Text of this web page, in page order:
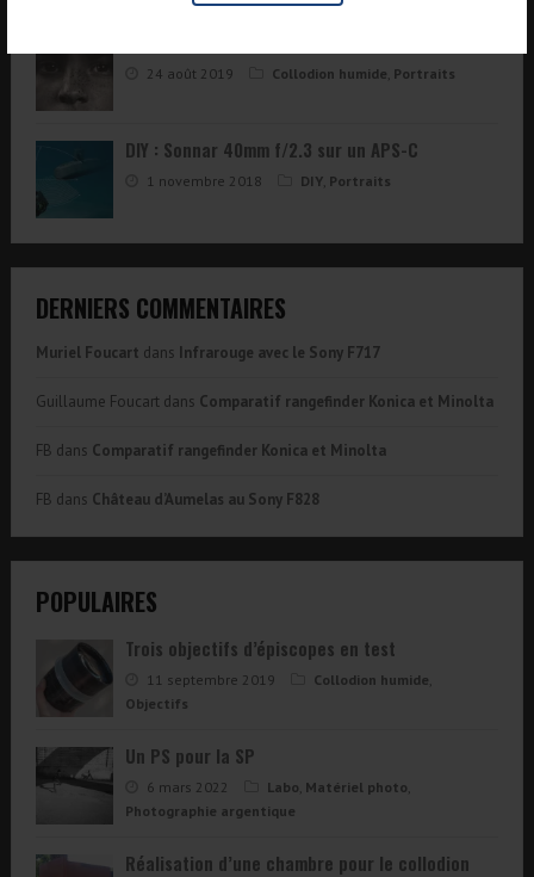
24 août 2019 Collodion humide Portraits
DIY : Sonnar 40mm f/2.3 sur un APS-C
1 novembre 2018 DIY, Portraits
DERNIERS COMMENTAIRES
Muriel Foucart dans Infrarouge avec le Sony F717
Guillaume Foucartdans Comparatif rangefinder Konica et Minolta
FB dans Comparatif rangefinder Konica et Minolta
FB dans Château d’Aumelas au Sony F828
POPULAIRES
Trois objectifs d’épiscopes en test
11 septembre 2019 Collodion humide
Objectifs
Un PS pour la SP
6 mars 2022 Labo Matériel photo
Photographie argentique
Réalisation d’une chambre pour le collodion